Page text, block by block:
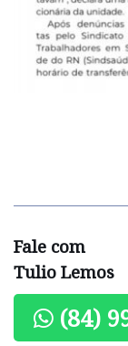
Fale com
Tulio Lemos
(84)